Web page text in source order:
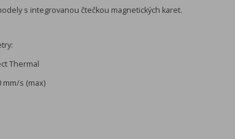
s integrovanou čtečkou magnetických karet.
Thermal
mm/s (max)